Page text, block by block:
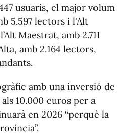
usuaris, el major volum
5.597 lectors i l'Alt
Maestrat, amb 2.711
amb 2.164 lectors,
amb una inversió de
10.000 euros per a
en 2026 “perquè la